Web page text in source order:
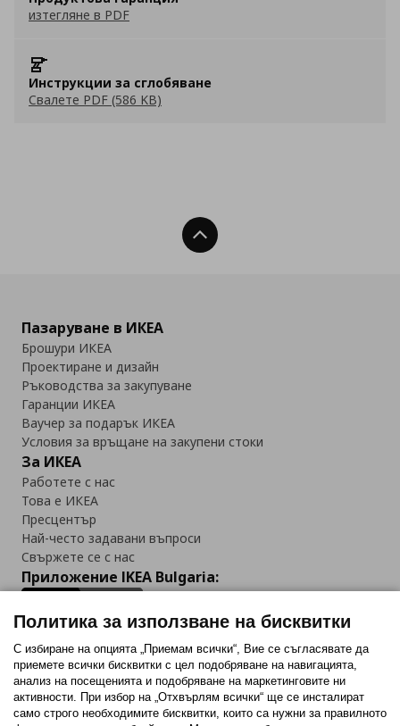
изтегляне в PDF
Инструкции за сглобяване
Свалете PDF (586 KB)
Нагоре
Пазаруване в ИКЕА
Брошури ИКЕА
Проектиране и дизайн
Ръководства за закупуване
Гаранции ИКЕА
Ваучер за подарък ИКЕА
Условия за връщане на закупени стоки
За ИКЕА
Работете с нас
Това е ИКЕА
Пресцентър
Най-често задавани въпроси
Свържете се с нас
Приложение IKEA Bulgaria:
Последвайте ни:
FacebookTwitterYoutubePinterestInstagram
Политика за използване на бисквитки
С избиране на опцията „Приемам всички“, Вие се съгласявате да
приемете всички бисквитки с цел подобряване на навигацията,
анализ на посещенията и подобряване на маркетинговите ни
активности. При избор на „Отхвърлям всички“ ще се инсталират
само строго необходимитe бисквитки, които са нужни за правилното